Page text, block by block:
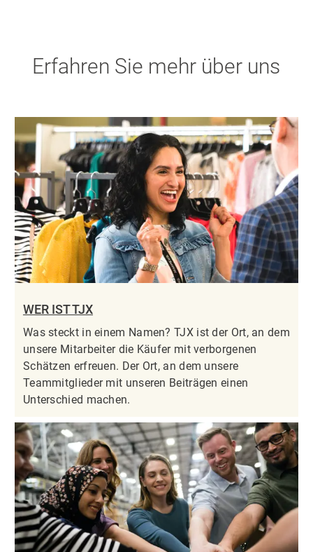
Erfahren Sie mehr über uns
WER IST TJX
Was steckt in einem Namen? TJX ist der Ort, an dem
unsere Mitarbeiter die Käufer mit verborgenen
Schätzen erfreuen. Der Ort, an dem unsere
Teammitglieder mit unseren Beiträgen einen
Unterschied machen.